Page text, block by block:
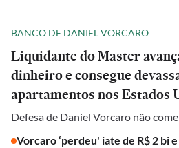
BANCO DE DANIEL VORCARO
Liquidante do Master
dinheiro e consegue
apartamentos nos Estados
Defesa de Daniel Vorcaro não
Vorcaro ‘perdeu' iate de R$ 2 bi